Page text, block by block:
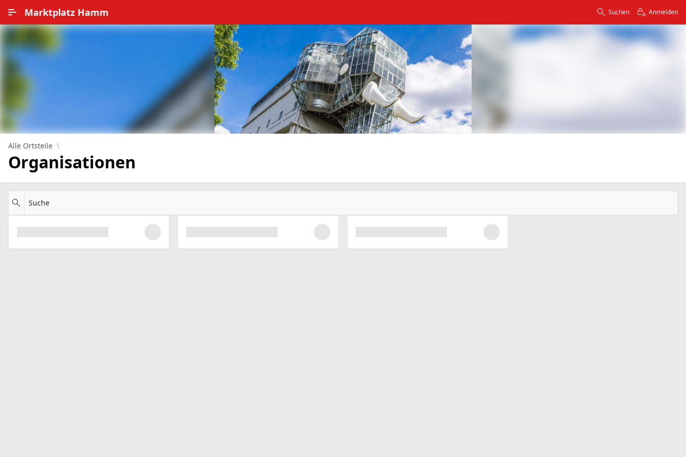
Marktplatz Hamm Suchen Anmelden
Alle Ortsteile
Datenschutz
Alle Ortsteile
Organisationen
Suche